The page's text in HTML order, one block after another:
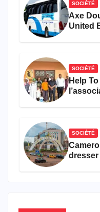
SOCIÉTÉ
Axe
United
SOCIÉTÉ
Help
SOCIÉTÉ
dresser